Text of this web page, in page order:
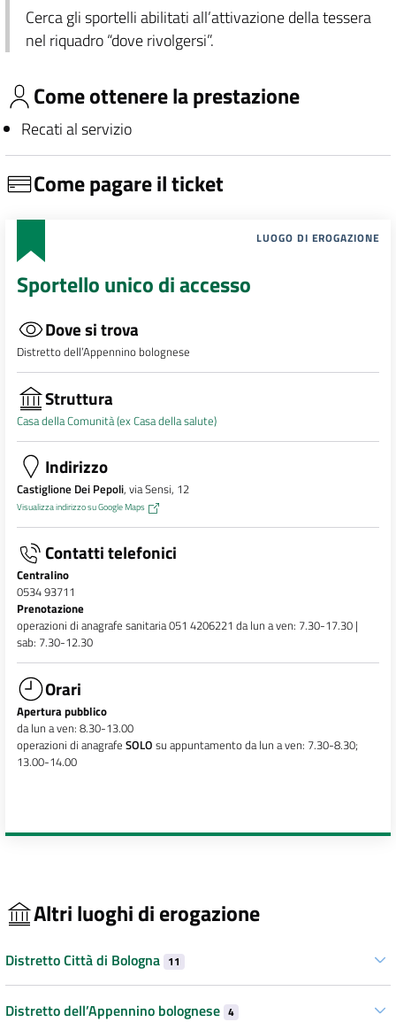
Cerca gli sportelli abilitati all’attivazione della tessera
nel riquadro “dove rivolgersi”.
Come ottenere la prestazione
Recati al servizio
Come pagare il ticket
LUOGO DI EROGAZIONE
Sportello unico di accesso
Dove si trova
Distretto dell’Appennino bolognese
Struttura
Casa della Comunità (ex Casa della salute)
Indirizzo
Castiglione Dei Pepoli, via Sensi, 12
Visualizza indirizzo su Google Maps
Contatti telefonici
Centralino
0534 93711
Prenotazione
operazioni di anagrafe sanitaria 051 4206221 da lun a ven: 7.30-17.30 |
sab: 7.30-12.30
Orari
Apertura pubblico
da lun a ven: 8.30-13.00
operazioni di anagrafe SOLO su appuntamento da lun a ven: 7.30-8.30;
13.00-14.00
Altri luoghi di erogazione
Distretto Città di Bologna 11
Distretto dell’Appennino bolognese 4